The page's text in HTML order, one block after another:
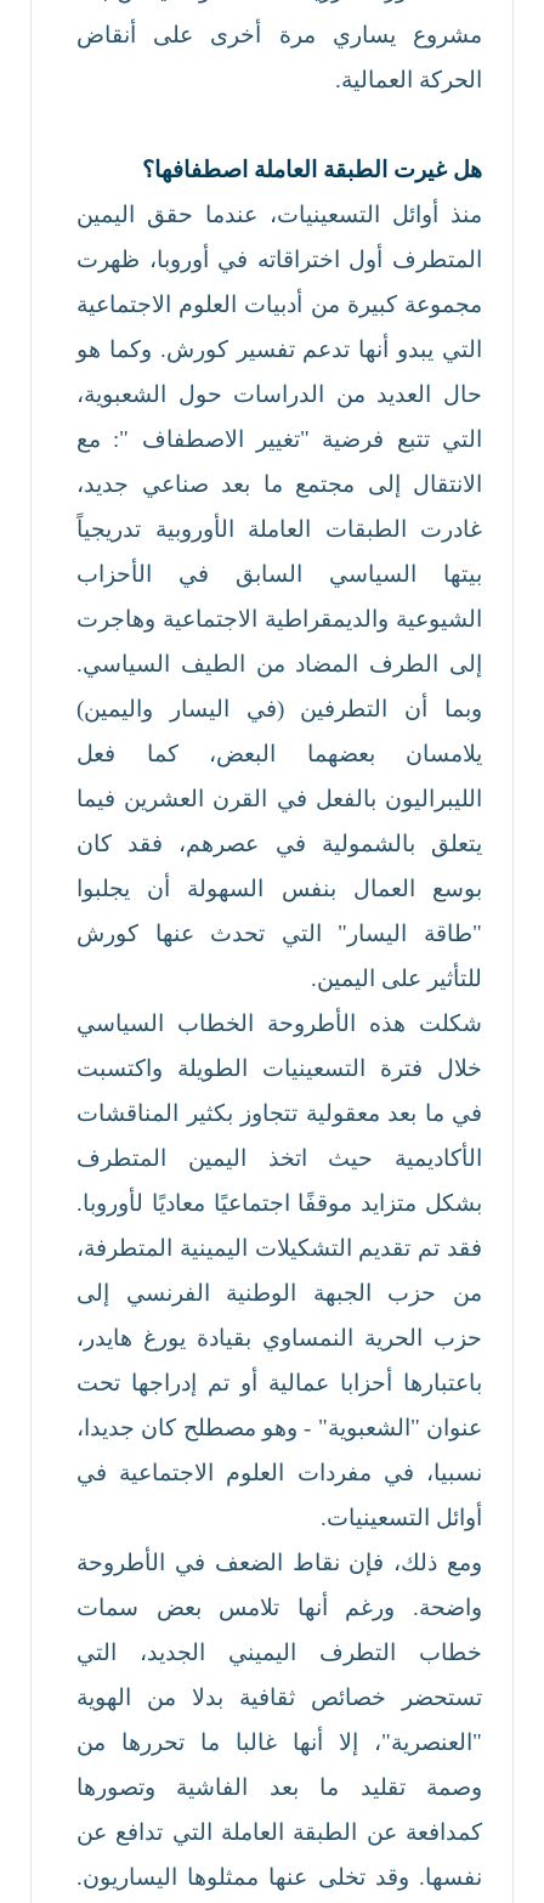
مشروع يساري مرة أخرى على أنقاض
الحركة العمالية.
هل غيرت الطبقة العاملة اصطفافها؟
منذ أوائل التسعينيات، عندما حقق اليمين
المتطرف أول اختراقاته في أوروبا، ظهرت
مجموعة كبيرة من أدبيات العلوم الاجتماعية
التي يبدو أنها تدعم تفسير كورش. وكما هو
حال العديد من الدراسات حول الشعبوية،
التي تتبع فرضية "تغيير الاصطفاف ": مع
الانتقال إلى مجتمع ما بعد صناعي جديد،
غادرت الطبقات العاملة الأوروبية تدريجياً
بيتها السياسي السابق في الأحزاب
الشيوعية والديمقراطية الاجتماعية وهاجرت
إلى الطرف المضاد من الطيف السياسي.
وبما أن التطرفين (في اليسار واليمين)
يلامسان بعضهما البعض، كما فعل
الليبراليون بالفعل في القرن العشرين فيما
يتعلق بالشمولية في عصرهم، فقد كان
بوسع العمال بنفس السهولة أن يجلبوا
"طاقة اليسار" التي تحدث عنها كورش
للتأثير على اليمين.
شكلت هذه الأطروحة الخطاب السياسي
خلال فترة التسعينيات الطويلة واكتسبت
في ما بعد معقولية تتجاوز بكثير المناقشات
الأكاديمية حيث اتخذ اليمين المتطرف
بشكل متزايد موقفًا اجتماعيًا معاديًا لأوروبا.
فقد تم تقديم التشكيلات اليمينية المتطرفة،
من حزب الجبهة الوطنية الفرنسي إلى
حزب الحرية النمساوي بقيادة يورغ هايدر،
باعتبارها أحزابا عمالية أو تم إدراجها تحت
عنوان "الشعبوية" - وهو مصطلح كان جديدا،
نسبيا، في مفردات العلوم الاجتماعية في
أوائل التسعينيات.
ومع ذلك، فإن نقاط الضعف في الأطروحة
واضحة. ورغم أنها تلامس بعض سمات
خطاب التطرف اليميني الجديد، التي
تستحضر خصائص ثقافية بدلا من الهوية
"العنصرية"، إلا أنها غالبا ما تحررها من
وصمة تقليد ما بعد الفاشية وتصورها
كمدافعة عن الطبقة العاملة التي تدافع عن
نفسها. وقد تخلى عنها ممثلوها اليساريون.